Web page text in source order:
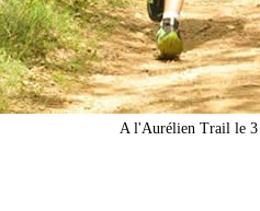
A l'Aurélien Trail le 3